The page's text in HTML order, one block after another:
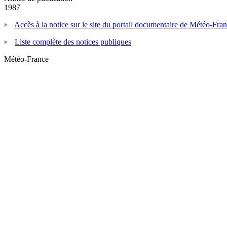
1987
Accès à la notice sur le site du portail documentaire de Météo-
Liste complète des notices publiques
Météo-France